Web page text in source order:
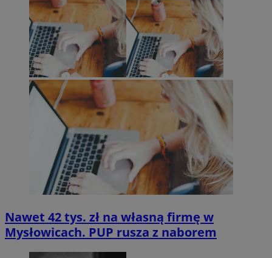
Nawet 42 tys. zł na własną firmę w
Mysłowicach. PUP rusza z naborem